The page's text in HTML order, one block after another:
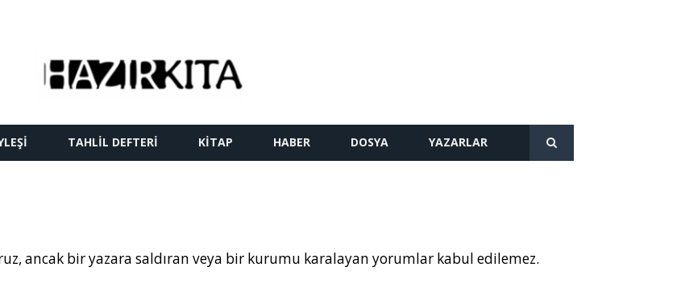
TAHLIL DEFTERI KITAP HABER DOSYA YAZARLAR
ancak bir yazara saldıran veya bir kurumu karalayan yorumlar kabul edilemez.